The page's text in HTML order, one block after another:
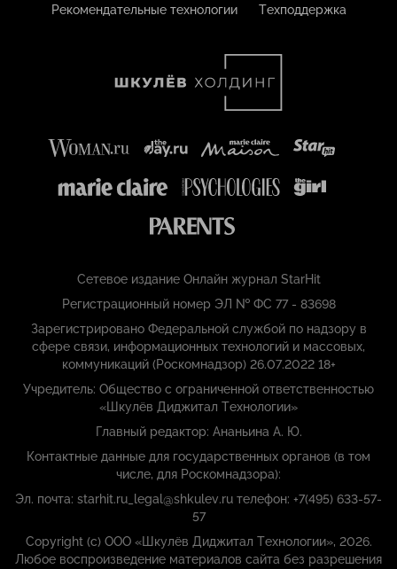
Рекомендательные технологии
Техподдержка
Сетевое издание Онлайн журнал StarHit
Регистрационный номер ЭЛ № ФС 77 - 83698
Зарегистрировано Федеральной службой по надзору в
сфере связи, информационных технологий и массовых,
коммуникаций (Роскомнадзор) 26.07.2022 18+
Учредитель: Общество с ограниченной ответственностью
«Шкулёв Диджитал Технологии»
Главный редактор: Ананьина А. Ю.
Контактные данные для государственных органов (в том
числе, для Роскомнадзора):
Эл. почта: starhit.ru_legal@shkulev.ru телефон: +7(495) 633-57-
57
Copyright (с) ООО «Шкулёв Диджитал Технологии», 2026.
Любое воспроизведение материалов сайта без разрешения